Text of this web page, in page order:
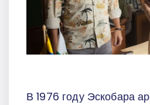
В 1976 году Эскобара